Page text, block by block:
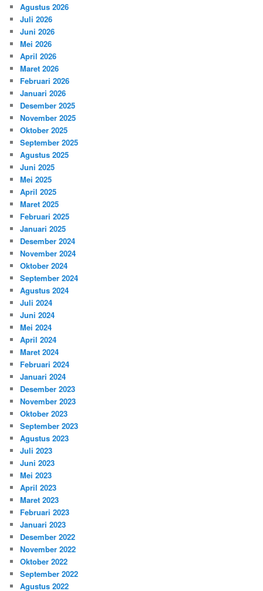
Agustus 2026
Juli 2026
Juni 2026
Mei 2026
April 2026
Maret 2026
Februari 2026
Januari 2026
Desember 2025
November 2025
Oktober 2025
September 2025
Agustus 2025
Juni 2025
Mei 2025
April 2025
Maret 2025
Februari 2025
Januari 2025
Desember 2024
November 2024
Oktober 2024
September 2024
Agustus 2024
Juli 2024
Juni 2024
Mei 2024
April 2024
Maret 2024
Februari 2024
Januari 2024
Desember 2023
November 2023
Oktober 2023
September 2023
Agustus 2023
Juli 2023
Juni 2023
Mei 2023
April 2023
Maret 2023
Februari 2023
Januari 2023
Desember 2022
November 2022
Oktober 2022
September 2022
Agustus 2022